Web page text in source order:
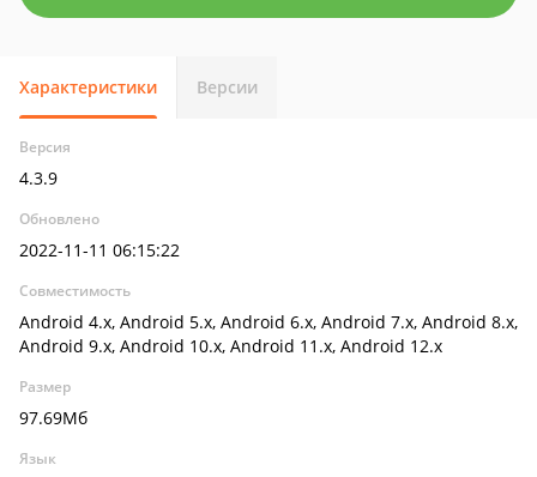
Характеристики Версии
Версия
4.3.9
Обновлено
2022-11-11 06:15:22
Совместимость
Android 4.x, Android 5.x, Android 6.x, Android 7.x, Android 8.x,
Android 9.x, Android 10.x, Android 11.x, Android 12.x
Размер
97.69Мб
Язык